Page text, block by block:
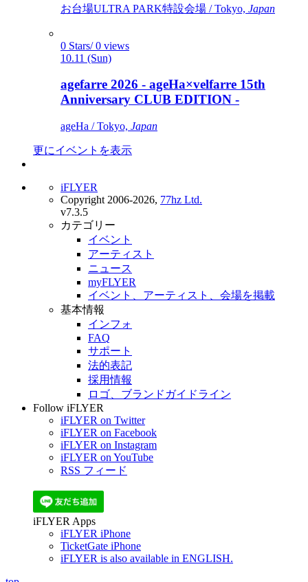
お台場ULTRA PARK特設会場 / Tokyo, Japan
0 Stars/ 0 views
10.11 (Sun)
agefarre 2026 - ageHa×velfarre 15th
Anniversary CLUB EDITION -
ageHa / Tokyo, Japan
更にイベントを表示
iFLYER
Copyright 2006-2026, 77hz Ltd.
v7.3.5
カテゴリー
イベント
アーティスト
ニュース
myFLYER
イベント、アーティスト、会場を掲載
基本情報
インフォ
FAQ
サポート
法的表記
採用情報
ロゴ、ブランドガイドライン
Follow iFLYER
iFLYER on Twitter
iFLYER on Facebook
iFLYER on Instagram
iFLYER on YouTube
RSS フィード
iFLYER Apps
iFLYER iPhone
TicketGate iPhone
iFLYER is also available in ENGLISH.